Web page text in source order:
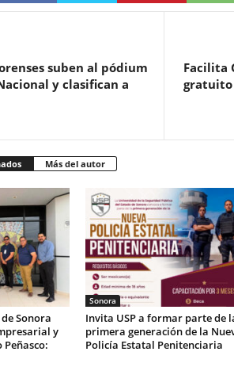
suben al pódium
y clasifican a
Facilita
gratuito
Más del autor
Sonora
y
Sonora
Invita USP a formar parte de
primera generación de la
Policía Estatal Penitenciaria